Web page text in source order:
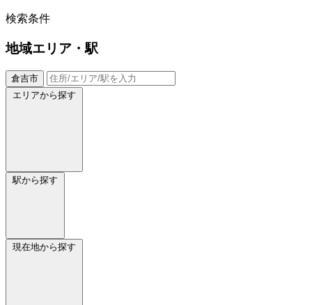
検索条件
地域エリア・駅
倉吉市
エリアから探す
駅から探す
現在地から探す